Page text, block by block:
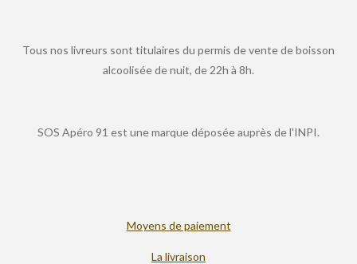
Tous nos livreurs sont titulaires du permis de vente de boisson
alcoolisée de nuit, de 22h à 8h.
SOS Apéro 91 est une marque déposée auprès de l'INPI.
Moyens de paiement
La livraison